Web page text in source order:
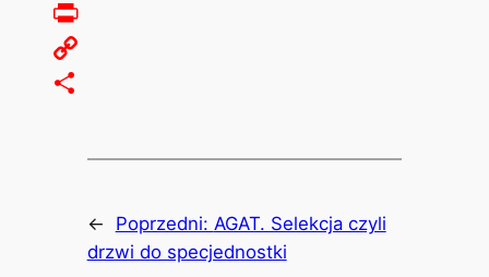
Email
Print
Copy
← Poprzedni: AGAT. Selekcja czyli
drzwi do specjednostki